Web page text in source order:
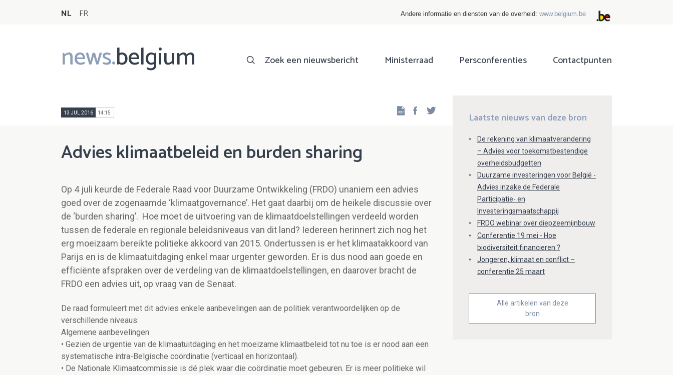
NL FR Andere informatie en diensten van de overheid: www.belgium.be
news.belgium
Main
navigation
Zoek een nieuwsbericht Ministerraad Persconferenties Contactpunten
13 JUL 2016 14:15 Facebook
Advies klimaatbeleid en burden sharing
Op 4 juli keurde de Federale Raad voor Duurzame Ontwikkeling (FRDO) unaniem een advies
goed over de zogenaamde ‘klimaatgovernance’. Het gaat daarbij om de heikele discussie over
de ‘burden sharing’. Hoe moet de uitvoering van de klimaatdoelstellingen verdeeld worden
tussen de federale en regionale beleidsniveaus van dit land? Iedereen herinnert zich nog het
erg moeizaam bereikte politieke akkoord van 2015. Ondertussen is er het klimaatakkoord van
Parijs en is de klimaatuitdaging enkel maar urgenter geworden. Er is dus nood aan goede en
efficiënte afspraken over de verdeling van de klimaatdoelstellingen, en daarover bracht de
FRDO een advies uit, op vraag van de Senaat.
De raad formuleert met dit advies enkele aanbevelingen aan de politiek verantwoordelijken op de
verschillende niveaus:
Algemene aanbevelingen
• Gezien de urgentie van de klimaatuitdaging en het moeizame klimaatbeleid tot nu toe is er nood aan een
systematische intra-Belgische coördinatie (verticaal en horizontaal).
• De Nationale Klimaatcommissie is dé plek waar die coördinatie moet gebeuren. Er is meer politieke wil
Laatste nieuws van deze bron
De rekening van klimaatverandering
– Advies voor toekomstbestendige
overheidsbudgetten
Duurzame investeringen voor België -
Advies inzake de Federale
Participatie- en
Investeringsmaatschappij
FRDO webinar over diepzeemijnbouw
Conferentie 19 mei - Hoe
biodiversiteit financieren ?
Jongeren, klimaat en conflict –
conferentie 25 maart
Alle artikelen van deze
bron